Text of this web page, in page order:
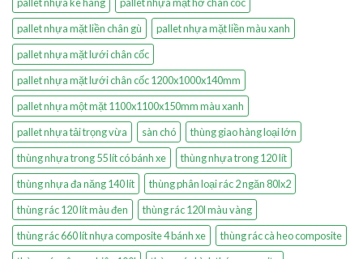
pallet nhựa kê hàng
pallet nhựa mặt hở chân cốc
pallet nhựa mặt liền chân gù
pallet nhựa mặt liền màu xanh
pallet nhựa mặt lưới chân cốc
pallet nhựa mặt lưới chân cốc 1200x1000x140mm
pallet nhựa một mặt 1100x1100x150mm màu xanh
pallet nhựa tải trọng vừa
sàn chó
thùng giao hàng loại lớn
thùng nhựa trong 55 lít có bánh xe
thùng nhựa trong 120 lít
thùng nhựa đa năng 140 lít
thùng phân loại rác 2 ngăn 80lx2
thùng rác 120 lít màu đen
thùng rác 120l màu vàng
thùng rác 660 lít nhựa composite 4 bánh xe
thùng rác cà heo composite